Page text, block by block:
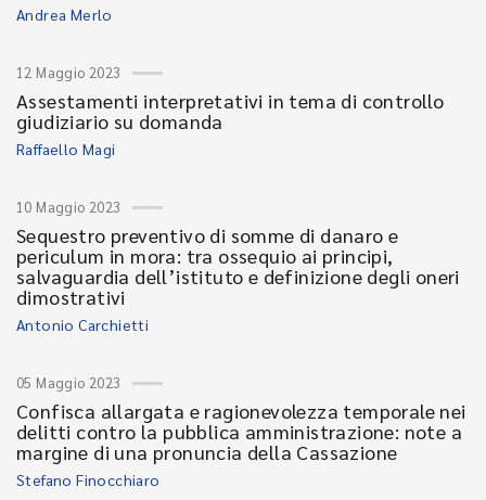
Andrea Merlo
12 Maggio 2023
Assestamenti interpretativi in tema di controllo
giudiziario su domanda
Raffaello Magi
10 Maggio 2023
Sequestro preventivo di somme di danaro e
periculum in mora: tra ossequio ai principi,
salvaguardia dell’istituto e definizione degli oneri
dimostrativi
Antonio Carchietti
05 Maggio 2023
Confisca allargata e ragionevolezza temporale nei
delitti contro la pubblica amministrazione: note a
margine di una pronuncia della Cassazione
Stefano Finocchiaro